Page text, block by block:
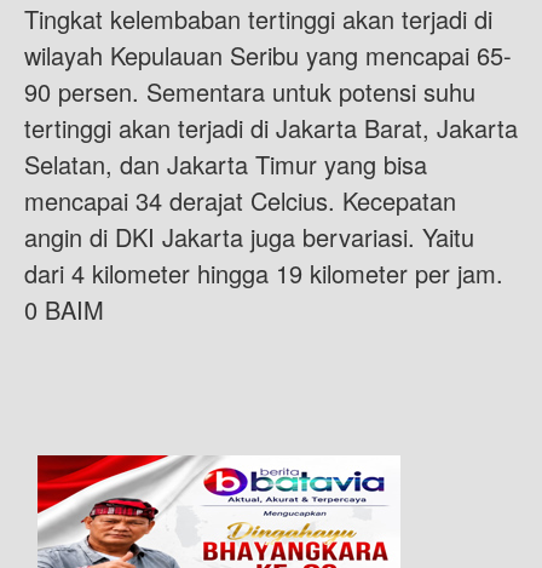
Tingkat kelembaban tertinggi akan terjadi di
wilayah Kepulauan Seribu yang mencapai 65-
90 persen. Sementara untuk potensi suhu
tertinggi akan terjadi di Jakarta Barat, Jakarta
Selatan, dan Jakarta Timur yang bisa
mencapai 34 derajat Celcius. Kecepatan
angin di DKI Jakarta juga bervariasi. Yaitu
dari 4 kilometer hingga 19 kilometer per jam.
0 BAIM